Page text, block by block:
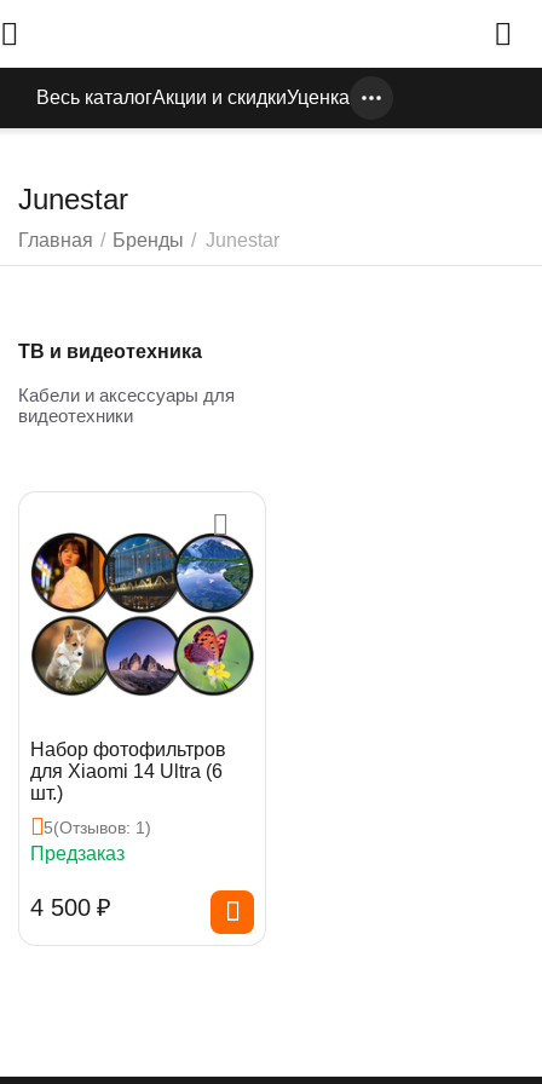
Весь каталогАкции и скидкиУценка
Junestar
Главная / Бренды / Junestar
ТВ и видеотехника
Кабели и аксессуары для
видеотехники
Набор фотофильтров
для Xiaomi 14 Ultra (6
шт.)
5(Отзывов: 1)
Предзаказ
4 500 ₽